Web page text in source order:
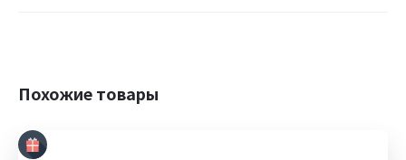
Похожие товары